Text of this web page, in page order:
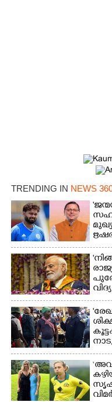
TRENDING IN NEWS
പേർ